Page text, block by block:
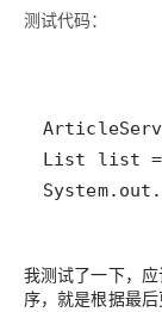
测试代码：
我测试了一下，
序，就是根据最后